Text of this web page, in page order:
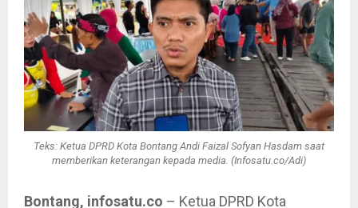
Teks: Ketua DPRD Kota Bontang Andi Faizal Sofyan Hasdam saat
memberikan keterangan kepada media. (Infosatu.co/Adi)
Bontang, infosatu.co – Ketua DPRD Kota